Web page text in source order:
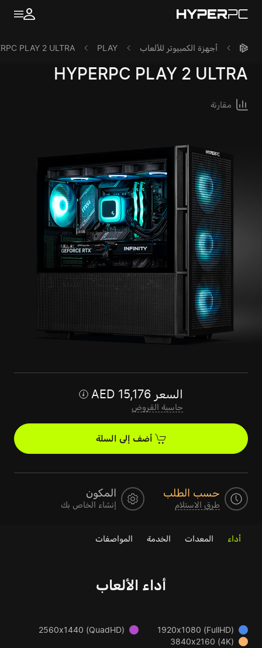
أجهزة الكمبيوتر للألعاب PLAY
PLAY 2 ULTRA
HYPERPC PLAY 2 ULTRA
مقارنة
السعر AED 15,176
حاسبة القروض
أضف إلى السلة
حسب الطلب
طرق الاستلام
المكون
إنشاء الخاص بك
أداء المعدات الخدمة المواصفات
أداء الألعاب
1920x1080 (FullHD)
2560x1440 (QuadHD)
3840x2160 (4K)